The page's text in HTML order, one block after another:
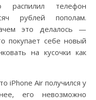
распилил телефон
рублей пополам.
это делалось —
покупает себе новый
на кусочки как
iPhone Air получился у
его невозможно